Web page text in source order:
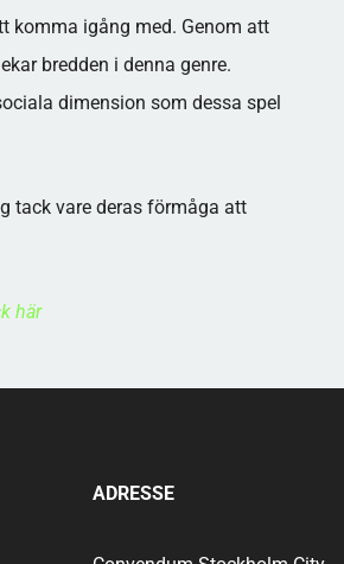
komma igång med. Genom att
bredden i denna genre.
dimension som dessa spel
tack vare deras förmåga att
här
ADRESSE